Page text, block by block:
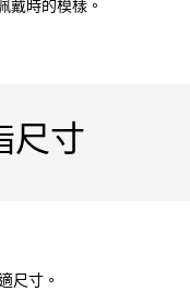
戴時的模樣。
尺寸
尺寸。